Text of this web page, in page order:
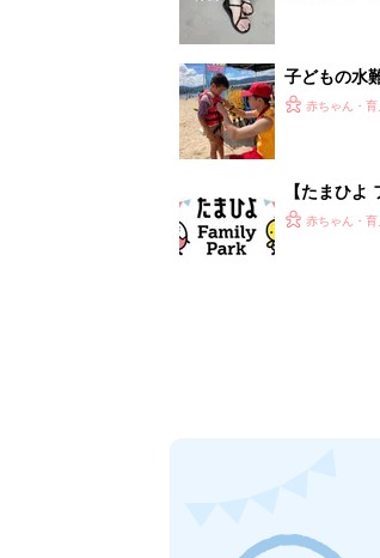
子どもの水
まねく【専
赤ちゃん・育
【たまひ
赤ちゃん・育